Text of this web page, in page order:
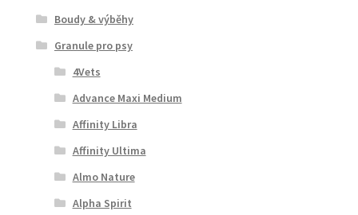
Boudy & výběhy
Granule pro psy
4Vets
Advance Maxi Medium
Affinity Libra
Affinity Ultima
Almo Nature
Alpha Spirit